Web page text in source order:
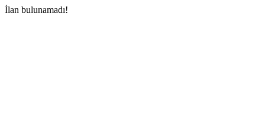
İlan bulunamadı!